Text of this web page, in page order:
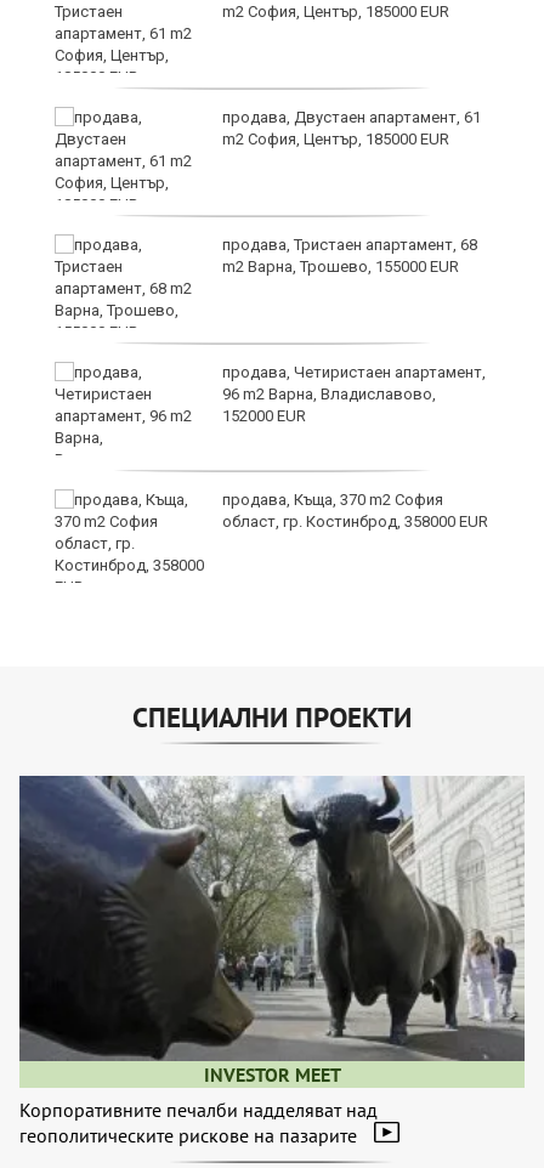
m2 София, Център, 185000 EUR
продава, Двустаен апартамент, 61
m2 София, Център, 185000 EUR
продава, Тристаен апартамент, 68
m2 Варна, Трошево, 155000 EUR
продава, Четиристаен апартамент,
96 m2 Варна, Владиславово,
152000 EUR
продава, Къща, 370 m2 София
област, гр. Костинброд, 358000 EUR
СПЕЦИАЛНИ ПРОЕКТИ
INVESTOR MEET
Корпоративните печалби надделяват над
геополитическите рискове на пазарите